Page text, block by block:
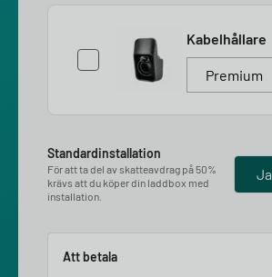
Kabelhållare
Standardinstallation
För att ta del av skatteavdrag på 50%
krävs att du köper din laddbox med
installation.
Ja
Att betala